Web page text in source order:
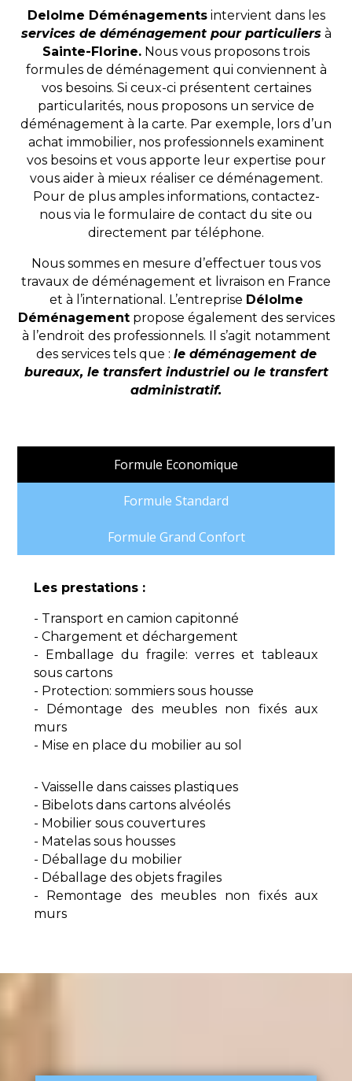
Delolme Déménagementsintervient dans les
services de déménagement pour particuliers à
Sainte-Florine. Nous vous proposons trois
formules de déménagement qui conviennent à
vos besoins. Si ceux-ci présentent certaines
particularités, nous proposons un service de
déménagement à la carte. Par exemple, lors d’un
achat immobilier, nos professionnels examinent
vos besoins et vous apporte leur expertise pour
vous aider à mieux réaliser ce déménagement.
Pour de plus amples informations, contactez-
nous via le formulaire de contact du site ou
directement par téléphone.
Nous sommes en mesure d’effectuer tous vos
travaux de déménagement et livraison en France
et à l’international. L’entreprise Délolme
Déménagementpropose également des services
à l’endroit des professionnels. Il s’agit notamment
des services tels que : le déménagement de
bureaux, le transfert industriel ou le transfert
administratif.
Formule Economique
Formule Standard
Formule Grand Confort
Les prestations :
- Transport en camion capitonné
- Chargement et déchargement
- Emballage du fragile: verres et tableaux
sous cartons
- Protection: sommiers sous housse
- Démontage des meubles non fixés aux
murs
- Mise en place du mobilier au sol
- Vaisselle dans caisses plastiques
- Bibelots dans cartons alvéolés
- Mobilier sous couvertures
- Matelas sous housses
- Déballage du mobilier
- Déballage des objets fragiles
- Remontage des meubles non fixés aux
murs